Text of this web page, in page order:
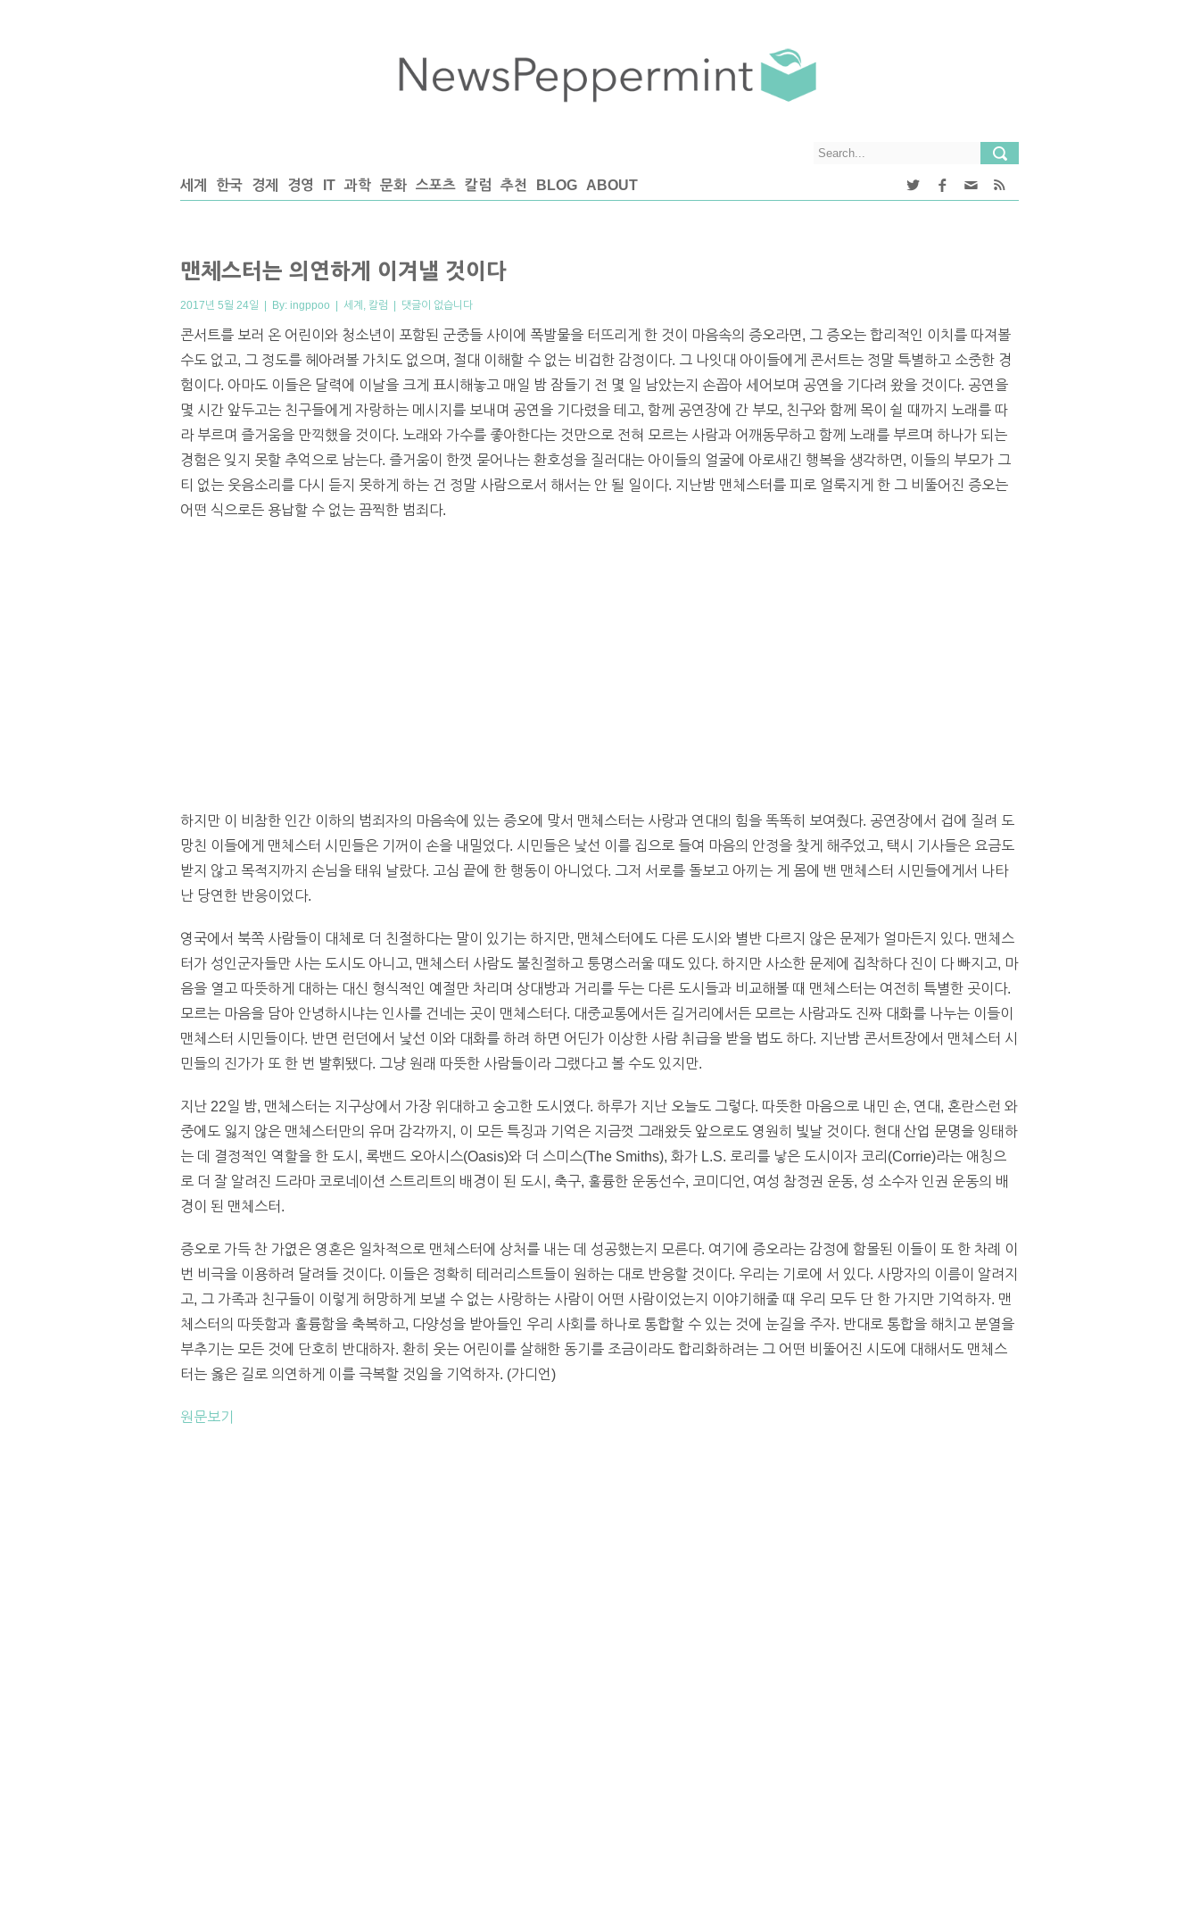
세계 한국 경제 경영 IT 과학 문화 스포츠 칼럼 추천 BLOG ABOUT
맨체스터는 의연하게 이겨낼 것이다
2017년 5월 24일 | By: ingppoo | 세계 , 칼럼 | 댓글이 없습니다
콘서트를 보러 온 어린이와 청소년이 포함된 군중들 사이에 폭발물을 터뜨리게 한 것이 마음속의 증오라면, 그 증오는 합리적인 이치를 따져볼
수도 없고, 그 정도를 헤아려볼 가치도 없으며, 절대 이해할 수 없는 비겁한 감정이다. 그 나잇대 아이들에게 콘서트는 정말 특별하고 소중한 경
험이다. 아마도 이들은 달력에 이날을 크게 표시해놓고 매일 밤 잠들기 전 몇 일 남았는지 손꼽아 세어보며 공연을 기다려 왔을 것이다. 공연을
몇 시간 앞두고는 친구들에게 자랑하는 메시지를 보내며 공연을 기다렸을 테고, 함께 공연장에 간 부모, 친구와 함께 목이 쉴 때까지 노래를 따
라 부르며 즐거움을 만끽했을 것이다. 노래와 가수를 좋아한다는 것만으로 전혀 모르는 사람과 어깨동무하고 함께 노래를 부르며 하나가 되는
경험은 잊지 못할 추억으로 남는다. 즐거움이 한껏 묻어나는 환호성을 질러대는 아이들의 얼굴에 아로새긴 행복을 생각하면, 이들의 부모가 그
티 없는 웃음소리를 다시 듣지 못하게 하는 건 정말 사람으로서 해서는 안 될 일이다. 지난밤 맨체스터를 피로 얼룩지게 한 그 비뚤어진 증오는
어떤 식으로든 용납할 수 없는 끔찍한 범죄다.
하지만 이 비참한 인간 이하의 범죄자의 마음속에 있는 증오에 맞서 맨체스터는 사랑과 연대의 힘을 똑똑히 보여줬다. 공연장에서 겁에 질려 도
망친 이들에게 맨체스터 시민들은 기꺼이 손을 내밀었다. 시민들은 낯선 이를 집으로 들여 마음의 안정을 찾게 해주었고, 택시 기사들은 요금도
받지 않고 목적지까지 손님을 태워 날랐다. 고심 끝에 한 행동이 아니었다. 그저 서로를 돌보고 아끼는 게 몸에 밴 맨체스터 시민들에게서 나타
난 당연한 반응이었다.
영국에서 북쪽 사람들이 대체로 더 친절하다는 말이 있기는 하지만, 맨체스터에도 다른 도시와 별반 다르지 않은 문제가 얼마든지 있다. 맨체스
터가 성인군자들만 사는 도시도 아니고, 맨체스터 사람도 불친절하고 퉁명스러울 때도 있다. 하지만 사소한 문제에 집착하다 진이 다 빠지고, 마
음을 열고 따뜻하게 대하는 대신 형식적인 예절만 차리며 상대방과 거리를 두는 다른 도시들과 비교해볼 때 맨체스터는 여전히 특별한 곳이다.
모르는 마음을 담아 안녕하시냐는 인사를 건네는 곳이 맨체스터다. 대중교통에서든 길거리에서든 모르는 사람과도 진짜 대화를 나누는 이들이
맨체스터 시민들이다. 반면 런던에서 낯선 이와 대화를 하려 하면 어딘가 이상한 사람 취급을 받을 법도 하다. 지난밤 콘서트장에서 맨체스터 시
민들의 진가가 또 한 번 발휘됐다. 그냥 원래 따뜻한 사람들이라 그랬다고 볼 수도 있지만.
지난 22일 밤, 맨체스터는 지구상에서 가장 위대하고 숭고한 도시였다. 하루가 지난 오늘도 그렇다. 따뜻한 마음으로 내민 손, 연대, 혼란스런 와
중에도 잃지 않은 맨체스터만의 유머 감각까지, 이 모든 특징과 기억은 지금껏 그래왔듯 앞으로도 영원히 빛날 것이다. 현대 산업 문명을 잉태하
는 데 결정적인 역할을 한 도시, 록밴드 오아시스(Oasis)와 더 스미스(The Smiths), 화가 L.S. 로리를 낳은 도시이자 코리(Corrie)라는 애칭으
로 더 잘 알려진 드라마 코로네이션 스트리트의 배경이 된 도시, 축구, 훌륭한 운동선수, 코미디언, 여성 참정권 운동, 성 소수자 인권 운동의 배
경이 된 맨체스터.
증오로 가득 찬 가엾은 영혼은 일차적으로 맨체스터에 상처를 내는 데 성공했는지 모른다. 여기에 증오라는 감정에 함몰된 이들이 또 한 차례 이
번 비극을 이용하려 달려들 것이다. 이들은 정확히 테러리스트들이 원하는 대로 반응할 것이다. 우리는 기로에 서 있다. 사망자의 이름이 알려지
고, 그 가족과 친구들이 이렇게 허망하게 보낼 수 없는 사랑하는 사람이 어떤 사람이었는지 이야기해줄 때 우리 모두 단 한 가지만 기억하자. 맨
체스터의 따뜻함과 훌륭함을 축복하고, 다양성을 받아들인 우리 사회를 하나로 통합할 수 있는 것에 눈길을 주자. 반대로 통합을 해치고 분열을
부추기는 모든 것에 단호히 반대하자. 환히 웃는 어린이를 살해한 동기를 조금이라도 합리화하려는 그 어떤 비뚤어진 시도에 대해서도 맨체스
터는 옳은 길로 의연하게 이를 극복할 것임을 기억하자. (가디언)
원문보기